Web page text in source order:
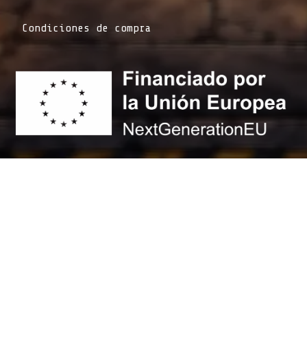
Condiciones de compra